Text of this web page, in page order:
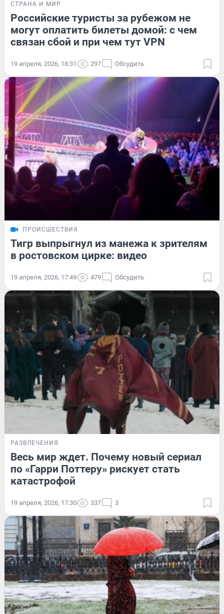
СТРАНА И МИР
Российские туристы за рубежом не
могут оплатить билеты домой: с чем
связан сбой и при чем тут VPN
19 апреля, 2026, 18:31 297 Обсудить
ПРОИСШЕСТВИЯ
Тигр выпрыгнул из манежа к зрителям
в ростовском цирке: видео
19 апреля, 2026, 17:49 479 Обсудить
РАЗВЛЕЧЕНИЯ
Весь мир ждет. Почему новый сериал
по «Гарри Поттеру» рискует стать
катастрофой
19 апреля, 2026, 17:30 337 3